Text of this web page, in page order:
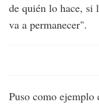
de quién lo hace, si
va a permanecer".
Puso como